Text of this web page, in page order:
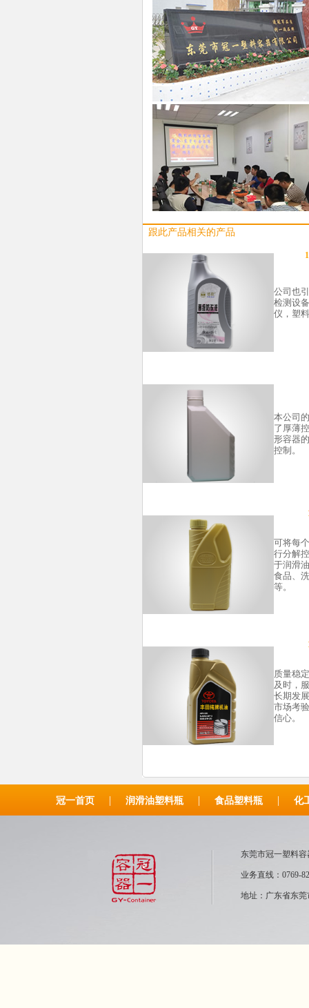
跟此产品相关的产品
公司也
检测设
仪，塑
本公司
了厚薄
形容器
控制。
可将每
行分解
于润滑
食品、
等。
质量稳
及时，
长期发
市场考
信心。
冠一首页 | 润滑油塑料瓶 | 食品塑料瓶 | 化
东莞市冠一塑
业务直线：0769-
地址：广东省